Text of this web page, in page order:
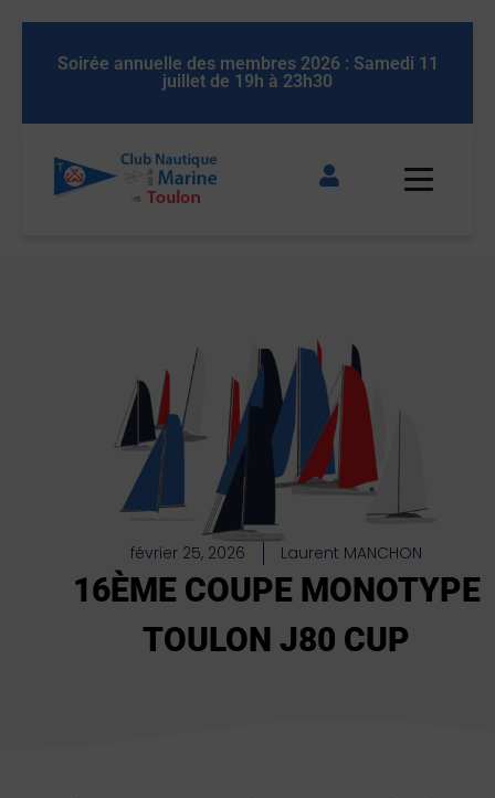
Soirée annuelle des membres 2026 : Samedi 11
juillet de 19h à 23h30
février 25, 2026 Laurent MANCHON
16ÈME COUPE MONOTYPE
TOULON J80 CUP